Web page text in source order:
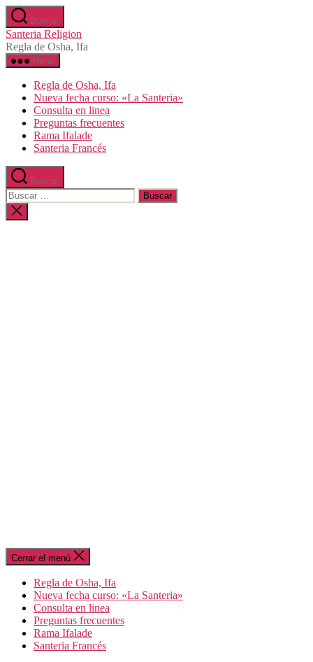
Saltar
al
contenido
Buscar
Santeria Religion
Regla de Osha, Ifa
Menú
Regla de Osha, Ifa
Nueva fecha curso: «La Santeria»
Consulta en linea
Preguntas frecuentes
Rama Ifalade
Santeria Francés
Buscar
Buscar:
Cerrar
la
Cerrar el menú
Regla de Osha, Ifa
Nueva fecha curso: «La Santeria»
Consulta en linea
Preguntas frecuentes
Rama Ifalade
Santeria Francés